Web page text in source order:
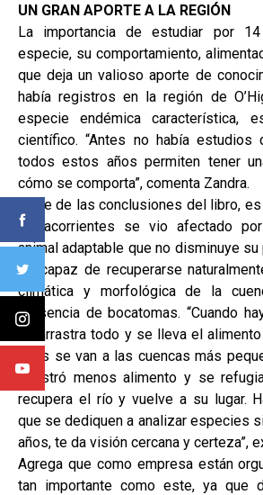
UN GRAN APORTE A LA REGIÓN
La importancia de estudiar por
especie, su comportamiento,
que deja un valioso aporte de
había registros en la región de
especie endémica característica,
científico. “Antes no había
todos estos años permiten tener
cómo se comporta”, comenta Zandra.
Parte de las conclusiones del libro,
Cortacorrientes se vio afectado
animal adaptable que no disminuye
es capaz de recuperarse
climática y morfológica de la
presencia de bocatomas. “Cuando
río arrastra todo y se lleva el
ellos se van a las cuencas más
arrastró menos alimento y se
recupera el río y vuelve a su lugar.
que se dediquen a analizar especies
años, te da visión cercana y certeza”,
Agrega que como empresa están
tan importante como este, ya que